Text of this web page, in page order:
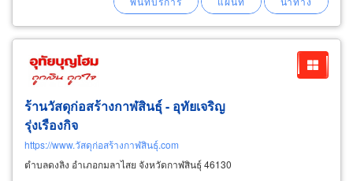
casting
ร้านวัสดุก่อสร้างกาฬสินธุ์ - อุทัยเจริญ
รุ่งเรืองกิจ
https://www.วัสดุก่อสร้างกาฬสินธุ์.com
ตำบลดงลิง อำเภอกมลาไสย จังหวัดกาฬสินธุ์ 46130